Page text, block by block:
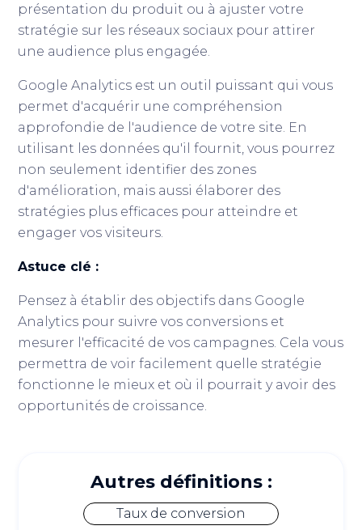
présentation du produit ou à ajuster votre
stratégie sur les réseaux sociaux pour attirer
une audience plus engagée.
Google Analytics est un outil puissant qui vous
permet d'acquérir une compréhension
approfondie de l'audience de votre site. En
utilisant les données qu'il fournit, vous pourrez
non seulement identifier des zones
d'amélioration, mais aussi élaborer des
stratégies plus efficaces pour atteindre et
engager vos visiteurs.
Astuce clé :
Pensez à établir des objectifs dans Google
Analytics pour suivre vos conversions et
mesurer l'efficacité de vos campagnes. Cela vous
permettra de voir facilement quelle stratégie
fonctionne le mieux et où il pourrait y avoir des
opportunités de croissance.
Autres définitions :
Taux de conversion